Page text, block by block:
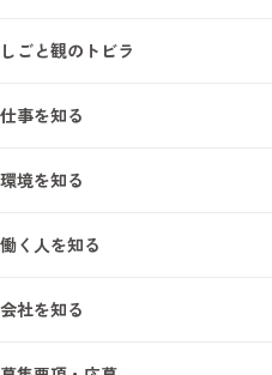
ニュース
しごと観のトビラ
仕事を知る
施工管理を知る7ワード
環境を知る
研修・教育制度
働く人を知る
サポートスタッフインタビュー
会社を知る